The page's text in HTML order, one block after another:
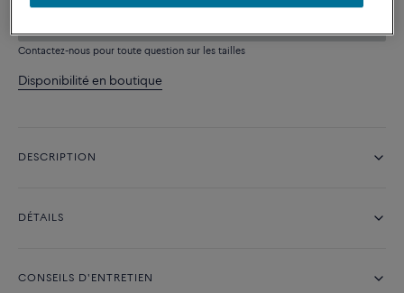
Contactez-nous pour toute question sur les tailles
Disponibilité en boutique
DESCRIPTION
DÉTAILS
CONSEILS D'ENTRETIEN